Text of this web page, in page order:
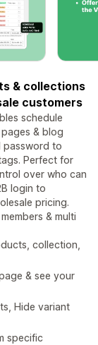
& collections
customers
schedule
& blog
password to
Perfect for
over who can
login to
pricing.
& multi
collection,
& see your
Hide variant
specific